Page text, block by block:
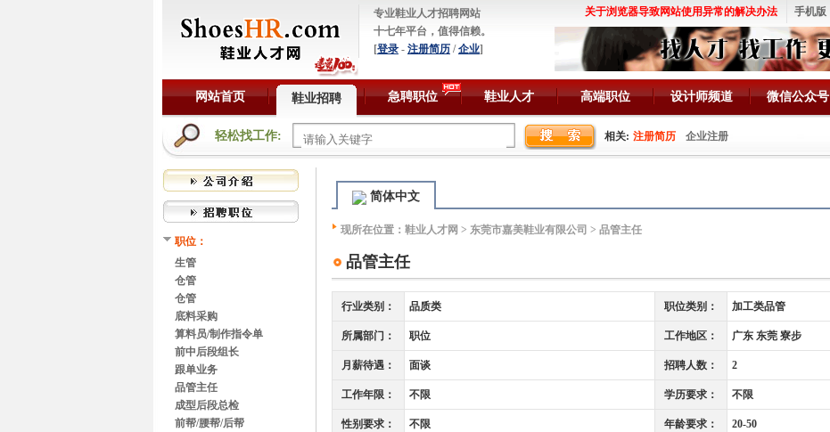
专业鞋业人才招聘网站
十七年平台，值得信赖。
[登录 - 注册简历 /企业]
手机版
关于浏览器导致网站使用异常的解决办法
网站首页 鞋业招聘 急聘职位 鞋业人才 高端职位 设计师频道 微信公众号
轻松找工作: 相关: 注册简历 企业注册
简体中文
现所在位置： 鞋业人才网 > 东莞市嘉美鞋业有限公司 > 品管主任
品管主任
行业类别： 品质类 职位类别： 加工类品管
所属部门： 职位 工作地区： 广东 东莞 寮步
月薪待遇： 面谈 招聘人数： 2
工作年限： 不限 学历要求： 不限
性别要求： 不限 年龄要求： 20-50
职位：
生管
仓管
仓管
底料采购
算料员/制作指令单
前中后段组长
跟单业务
品管主任
成型后段总检
前帮/腰帮/后帮